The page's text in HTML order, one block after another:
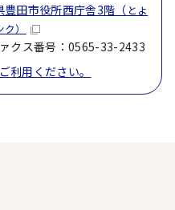
田市役所西庁舎3階（ とよ
）
クス番号：0565-33-2433
利用ください。